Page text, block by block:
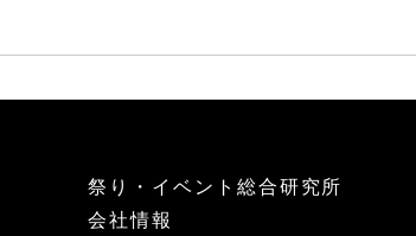
祭り・イベント総合研究所
会社情報